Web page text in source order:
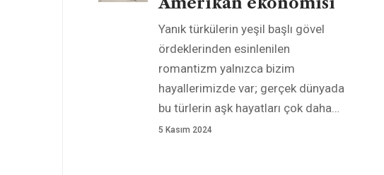
Yanık türkülerin yeşil başlı gövel
ördeklerinden esinlenilen
romantizm yalnızca bizim
hayallerimizde var; gerçek dünyada
bu türlerin aşk hayatları çok daha…
5 Kasım 2024